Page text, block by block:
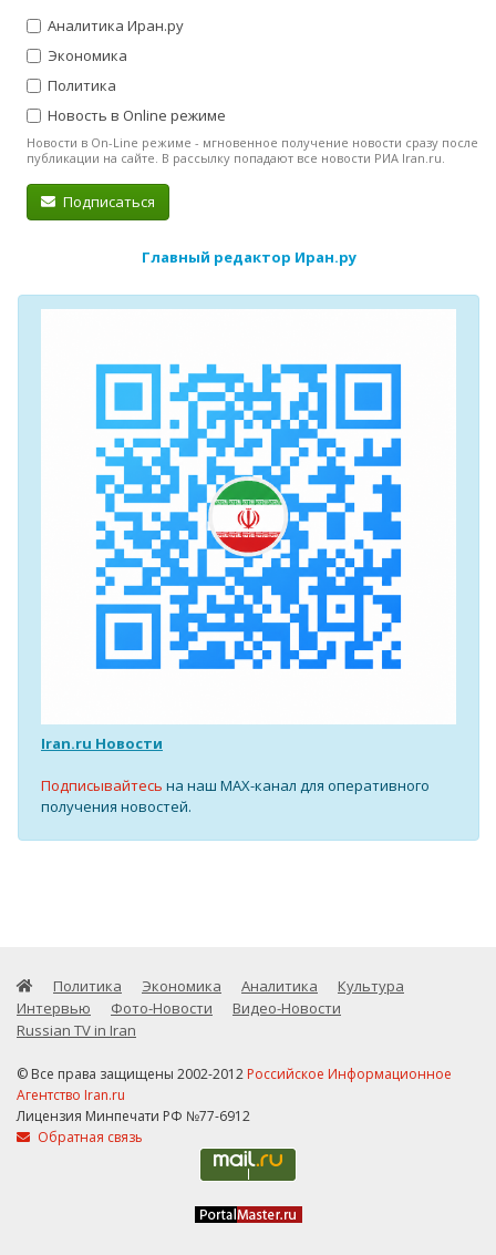
Аналитика Иран.ру
Экономика
Политика
Новость в Online режиме
Новости в On-Line режиме - мгновенное получение новости сразу после
публикации на сайте. В рассылку попадают все новости РИА Iran.ru.
Подписаться
Главный редактор Иран.ру
Iran.ru Новости
Подписывайтесь на наш MAX-канал для оперативного
получения новостей.
Политика Экономика Аналитика
Культура
Интервью
Фото-Новости
Видео-Новости
Russian TV in Iran
© Все права защищены 2002-2012 Российское Информационное
Агентство Iran.ru
Лицензия Минпечати РФ №77-6912
Обратная связь